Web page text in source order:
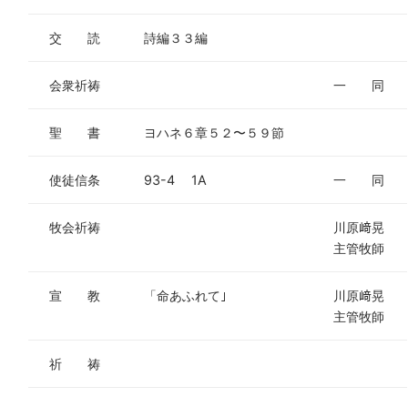
交 読 詩編３３編
会衆祈祷 一 同
聖 書 ヨハネ６章５２〜５９節
使徒信条 93-4 1A 一 同
牧会祈祷
川原﨑晃
主管牧師
宣 教 「命あふれて｣
川原﨑晃
主管牧師
祈 祷